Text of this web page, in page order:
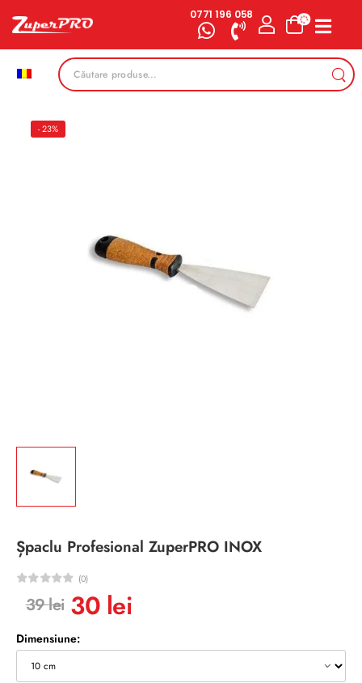
0771 196 058
- 23%
Șpaclu Profesional ZuperPRO INOX
(0)
39lei 30 lei
Dimensiune: